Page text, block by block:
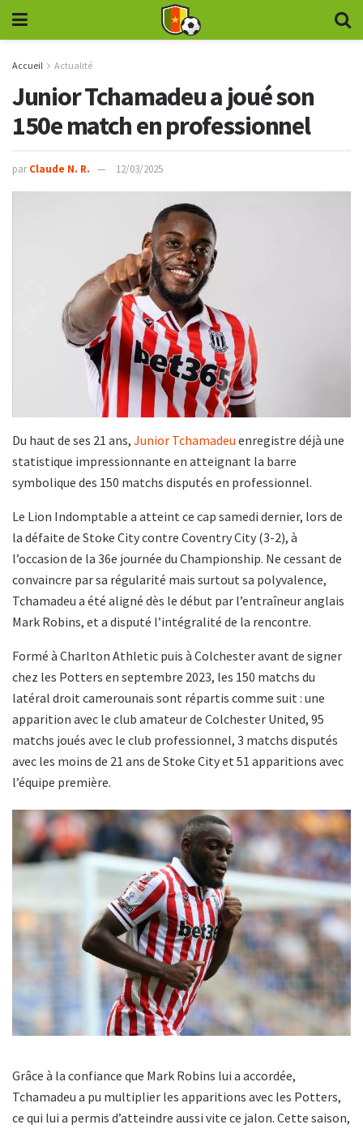
Accueil Actualité
Junior Tchamadeu a joué son
150e match en professionnel
par Claude N. R. 12/03/2025
Du haut de ses 21 ans, Junior Tchamadeu enregistre déjà une
statistique impressionnante en atteignant la barre
symbolique des 150 matchs disputés en professionnel.
Le Lion Indomptable a atteint ce cap samedi dernier, lors de
la défaite de Stoke City contre Coventry City (3-2), à
l’occasion de la 36e journée du Championship. Ne cessant de
convaincre par sa régularité mais surtout sa polyvalence,
Tchamadeu a été aligné dès le début par l’entraîneur anglais
Mark Robins, et a disputé l’intégralité de la rencontre.
Formé à Charlton Athletic puis à Colchester avant de signer
chez les Potters en septembre 2023, les 150 matchs du
latéral droit camerounais sont répartis comme suit : une
apparition avec le club amateur de Colchester United, 95
matchs joués avec le club professionnel, 3 matchs disputés
avec les moins de 21 ans de Stoke City et 51 apparitions avec
l’équipe première.
Grâce à la confiance que Mark Robins lui a accordée,
Tchamadeu a pu multiplier les apparitions avec les Potters,
ce qui lui a permis d’atteindre aussi vite ce jalon. Cette saison,